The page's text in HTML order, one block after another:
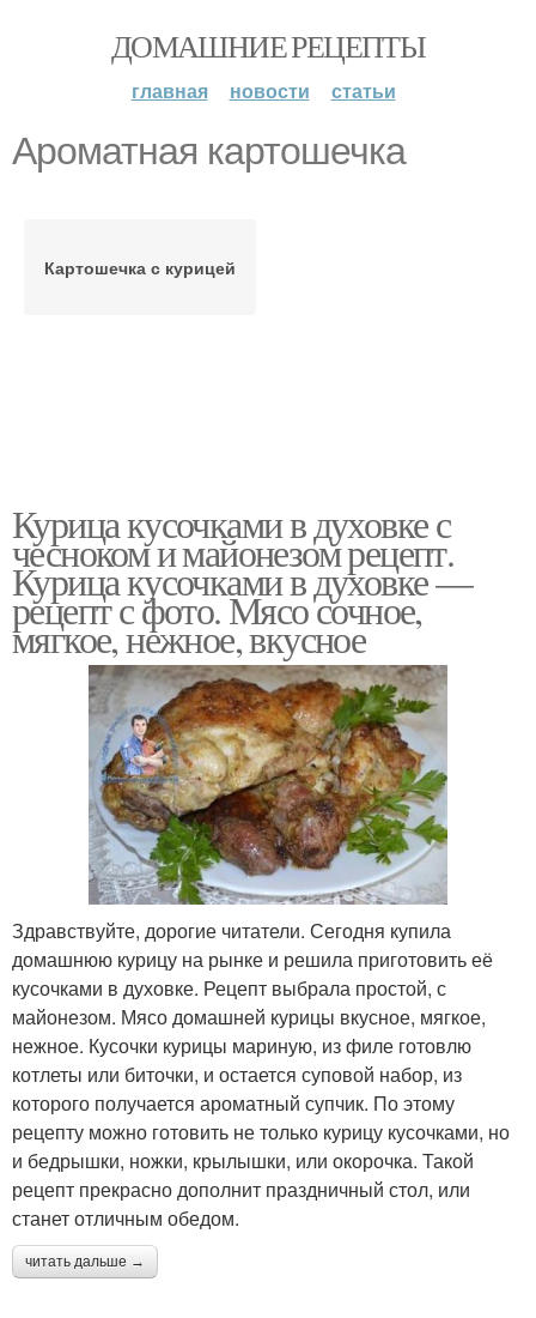
ДОМАШНИЕ РЕЦЕПТЫ
главная новости статьи
Ароматная картошечка
Картошечка с курицей
Курица кусочками в духовке с
чесноком и майонезом рецепт.
Курица кусочками в духовке —
рецепт с фото. Мясо сочное,
мягкое, нежное, вкусное
Здравствуйте, дорогие читатели. Сегодня купила
домашнюю курицу на рынке и решила приготовить её
кусочками в духовке. Рецепт выбрала простой, с
майонезом. Мясо домашней курицы вкусное, мягкое,
нежное. Кусочки курицы мариную, из филе готовлю
котлеты или биточки, и остается суповой набор, из
которого получается ароматный супчик. По этому
рецепту можно готовить не только курицу кусочками, но
и бедрышки, ножки, крылышки, или окорочка. Такой
рецепт прекрасно дополнит праздничный стол, или
станет отличным обедом.
читать дальше →